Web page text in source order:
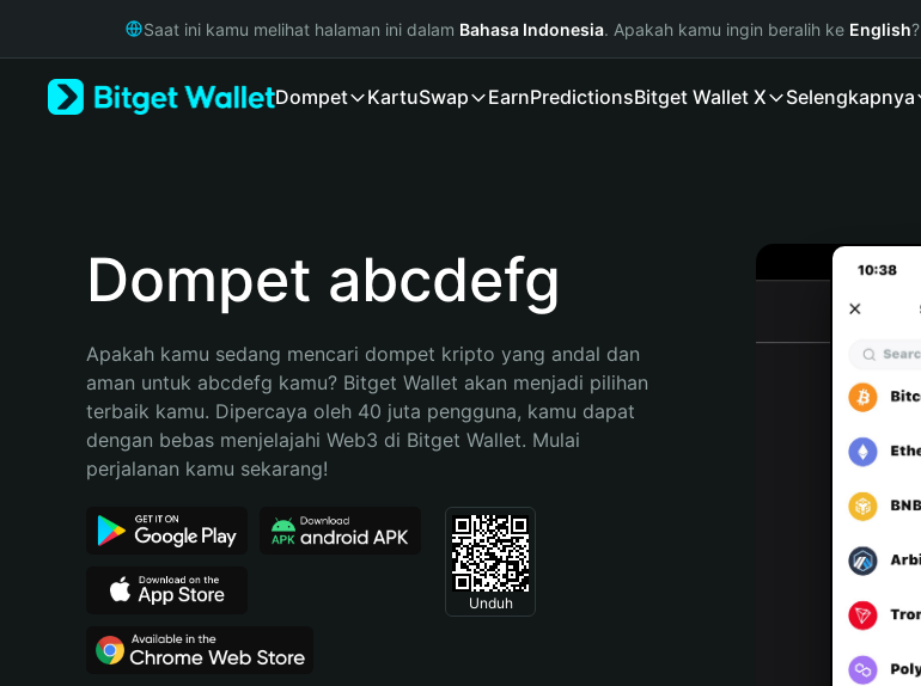
Русский
Bahasa Indonesia
Español (Argentina)
Saat ini kamu melihat halaman ini dalam Bahasa Indonesia. Apakah kamu ingin beralih ke English?
Dompet KartuSwap EarnPredictionsBitget Wallet X Selengkapnya
Dompet abcdefg
Apakah kamu sedang mencari dompet kripto yang andal dan
aman untuk abcdefg kamu? Bitget Wallet akan menjadi pilihan
terbaik kamu. Dipercaya oleh 40 juta pengguna, kamu dapat
dengan bebas menjelajahi Web3 di Bitget Wallet. Mulai
perjalanan kamu sekarang!
Unduh